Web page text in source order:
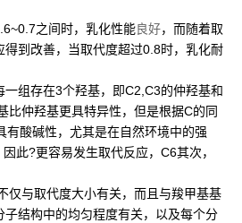
之间时，乳化性能良好，而随着取
到改善，当取代度超过0.8时，乳化耐
组存在3个羟基，即C2,C3的仲羟基和
比仲羟基更具特异性，但是根据C的同
有酸碱性，尤其是在自然环境中的强
此?更容易发生取代反应，C6其次，
与取代度大小有关，而且与羧甲基基
子结构中的均匀程度有关，以及每个分